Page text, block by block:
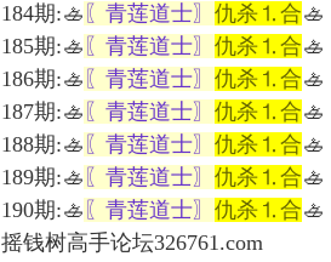
184期:🚣 〖青莲道士〗 仇杀⒈合🚣
185期:🚣 〖青莲道士〗 仇杀⒈合🚣
186期:🚣 〖青莲道士〗 仇杀⒈合🚣
187期:🚣 〖青莲道士〗 仇杀⒈合🚣
188期:🚣 〖青莲道士〗 仇杀⒈合🚣
189期:🚣 〖青莲道士〗 仇杀⒈合🚣
190期:🚣 〖青莲道士〗 仇杀⒈合🚣
摇钱树高手论坛326761.com